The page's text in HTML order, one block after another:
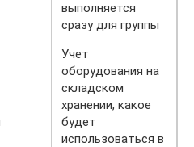
выполняется
сразу для группы
Учет
оборудования на
складском
хранении, какое
будет
использоваться в